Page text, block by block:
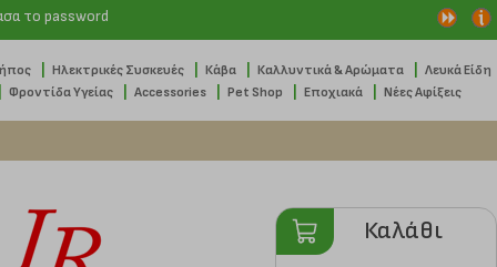
το password
Ηλεκτρικές Συσκευές Κάβα Καλλυντικά & Αρώματα Λευκά Είδη
Φροντίδα Υγείας Accessories Pet Shop Εποχιακά Νέες Αφίξεις
Καλάθι